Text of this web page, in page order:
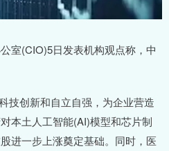
(CIO)5日发表机构观点称，中
创新和自立自强，为企业营造
本土人工智能(AI)模型和芯片制
进一步上涨奠定基础。同时，医